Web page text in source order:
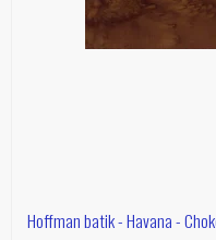
Hoffman batik - Havana -